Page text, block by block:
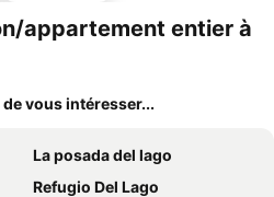
appartement entier à
vous intéresser...
La posada del lago
Refugio Del Lago